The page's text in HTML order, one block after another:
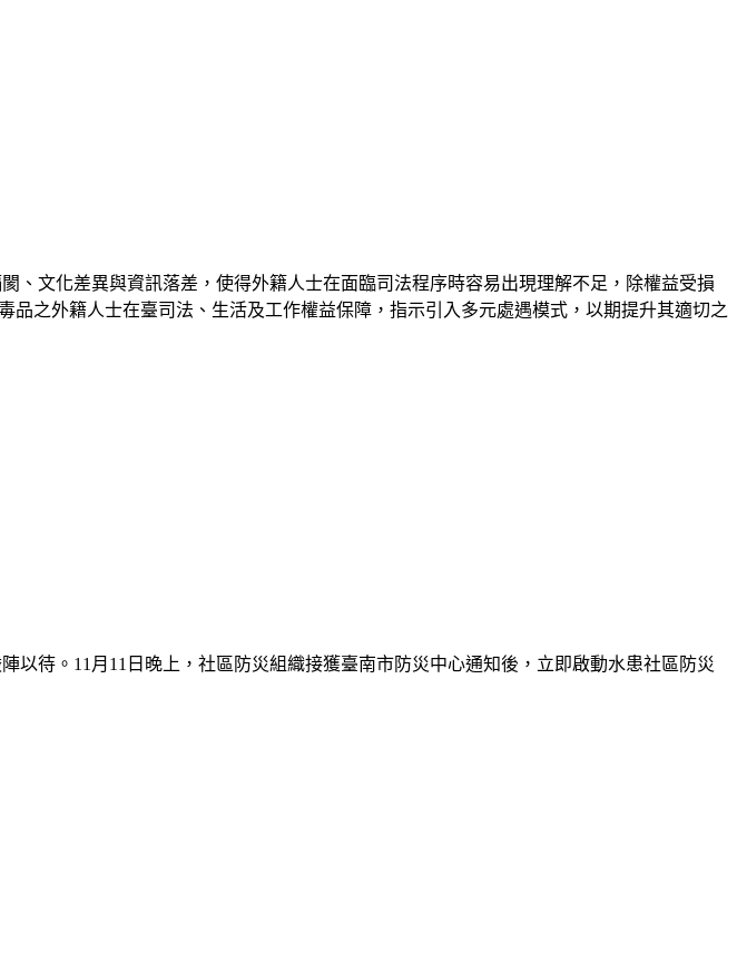
、文化差異與資訊落差，使得外籍人士在面臨司法程序時容易出現理解不足，除權益受損
之外籍人士在臺司法、生活及工作權益保障，指示引入多元處遇模式，以期提升其適切之
以待。 11 月 11 日晚上，社區防災組織接獲臺南市防災中心通知後，立即啟動水患社區防災